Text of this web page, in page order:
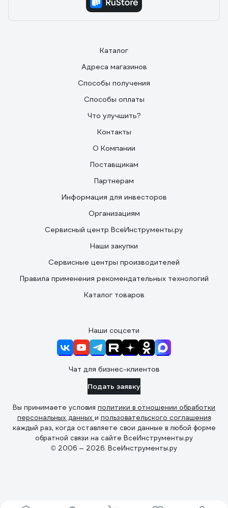
Каталог
Адреса магазинов
Способы получения
Способы оплаты
Что улучшить?
Контакты
О Компании
Поставщикам
Партнерам
Информация для инвесторов
Организациям
Сервисный центр ВсеИнструменты.ру
Наши закупки
Сервисные центры производителей
Правила применения рекомендательных технологий
Каталог товаров
Наши соцсети
Чат для бизнес-клиентов
Подать заявку
Вы принимаете условия политики в отношении обработки
персональных данных и пользовательского соглашения
каждый раз, когда оставляете свои данные в любой форме
обратной связи на сайте ВсеИнструменты.ру
© 2006 — 2026. ВсеИнструменты.ру